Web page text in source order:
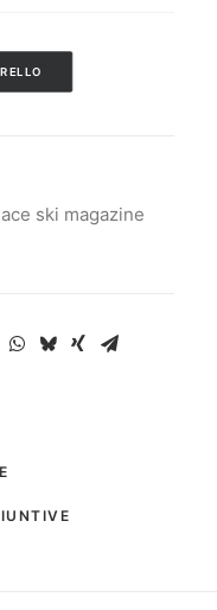
ski magazine